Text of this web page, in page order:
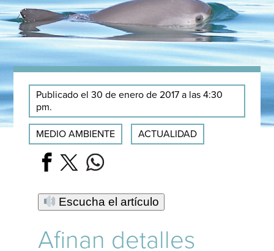
Publicado el 30 de enero de 2017 a las 4:30
pm.
MEDIO AMBIENTE ACTUALIDAD
Escucha el artículo
Afinan detalles